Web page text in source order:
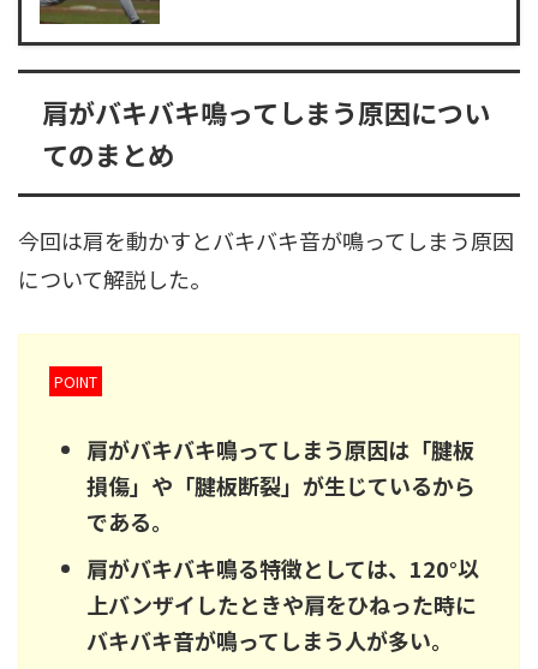
肩がバキバキ鳴ってしまう原因につい
てのまとめ
今回は肩を動かすとバキバキ音が鳴ってしまう原因
について解説した。
POINT
肩がバキバキ鳴ってしまう原因は「腱板
損傷」や「腱板断裂」が生じているから
である。
肩がバキバキ鳴る特徴としては、120°以
上バンザイしたときや肩をひねった時に
バキバキ音が鳴ってしまう人が多い。